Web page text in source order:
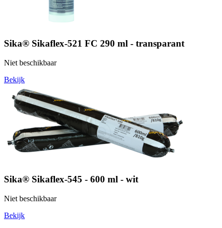
Sika® Sikaflex-521 FC 290 ml - transparant
Niet beschikbaar
Bekijk
Sika® Sikaflex-545 - 600 ml - wit
Niet beschikbaar
Bekijk